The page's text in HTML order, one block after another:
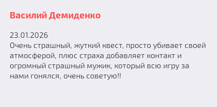
Василий Демиденко
23.01.2026
Очень страшный, жуткий квест, просто убивает своей
атмосферой, плюс страха добавляет контакт и
огромный страшный мужик, который всю игру за
нами гонялся, очень советую!!